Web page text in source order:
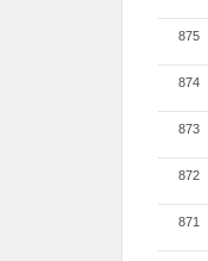
875
874
873
872
871